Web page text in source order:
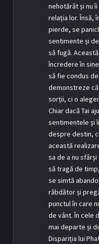
nehotărât și nu
relația lor. Însă,
pierde, se
sentimente și
să fugă.
încredere în
să fie condus
demonstreze
sorții, ci o
Chiar dacă Tai
sentimentele și
despre destin,
această
sa de a nu
să tragă de
se simtă
răbdător și
punctul în care
de vânt. În cele
mai departe și
Dispariția lui